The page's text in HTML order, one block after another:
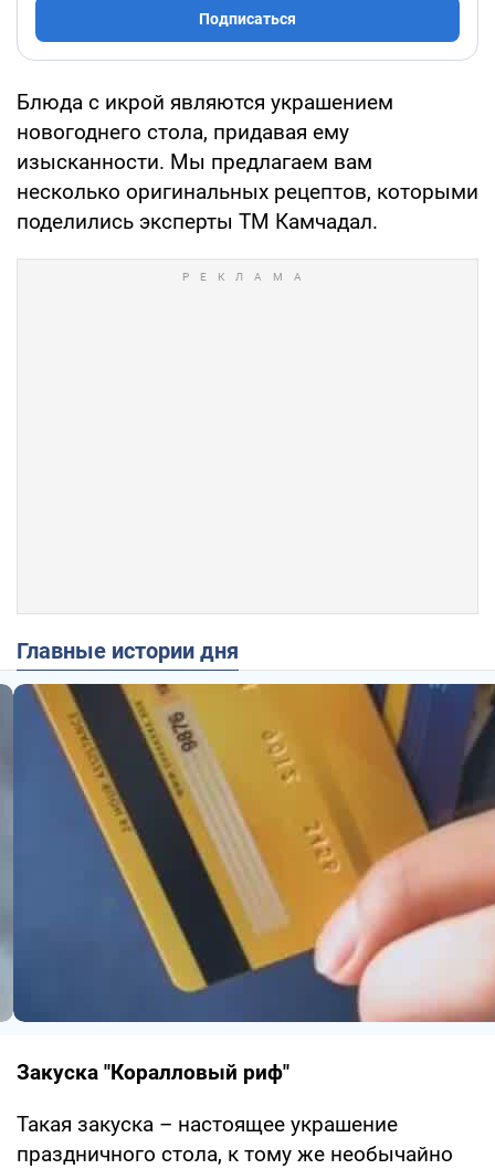
Подписаться
Блюда с икрой являются украшением
новогоднего стола, придавая ему
изысканности. Мы предлагаем вам
несколько оригинальных рецептов, которыми
поделились эксперты ТМ Камчадал.
Главные истории дня
Закуска "Коралловый риф"
Такая закуска – настоящее украшение
праздничного стола, к тому же необычайно